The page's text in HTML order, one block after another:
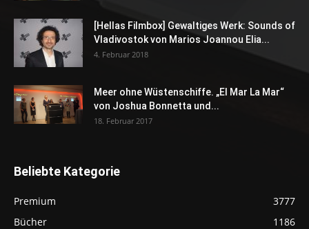
[Hellas Filmbox] Gewaltiges Werk: Sounds of
Vladivostok von Marios Joannou Elia...
4. Februar 2018
Meer ohne Wüstenschiffe. „El Mar La Mar“
von Joshua Bonnetta und...
18. Februar 2017
Beliebte Kategorie
Premium
3777
Bücher
1186